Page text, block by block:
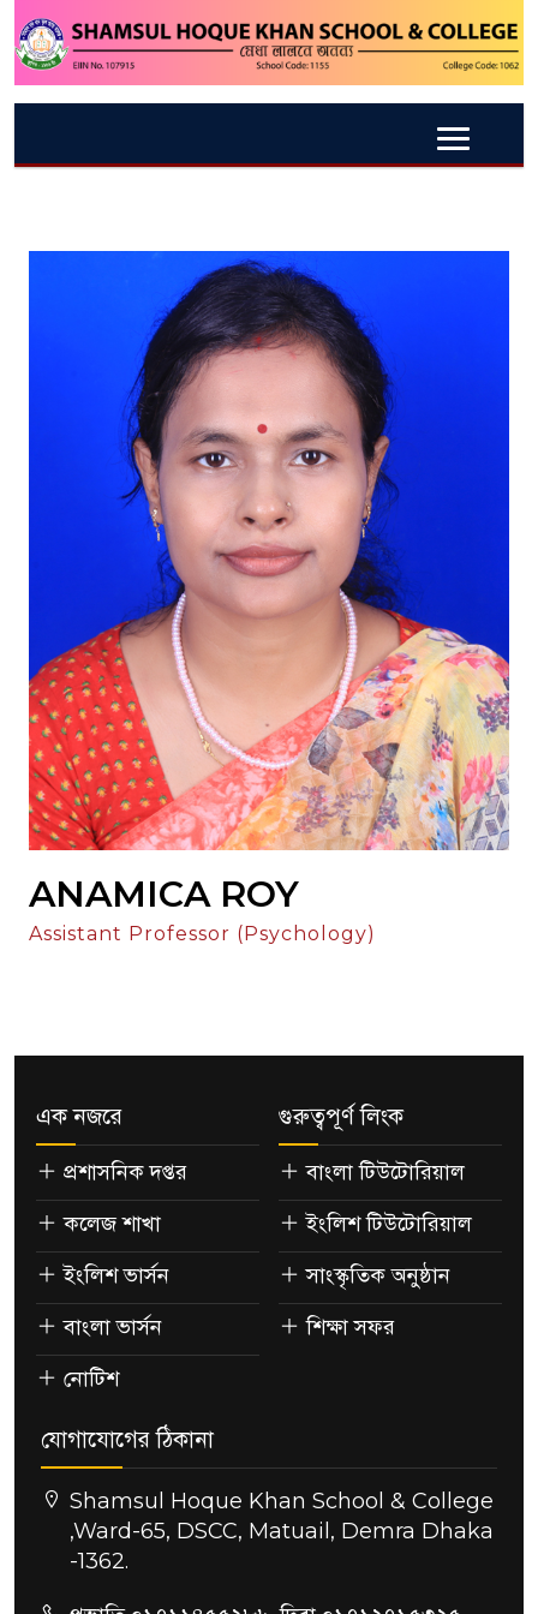
ANAMICA ROY
Assistant Professor (Psychology)
এক নজরে
প্রশাসনিক দপ্তর
কলেজ শাখা
ইংলিশ ভার্সন
বাংলা ভার্সন
নোটিশ
গুরুত্বপূর্ণ লিংক
বাংলা টিউটোরিয়াল
ইংলিশ টিউটোরিয়াল
সাংস্কৃতিক অনুষ্ঠান
শিক্ষা সফর
যোগাযোগের ঠিকানা
Shamsul Hoque Khan School & College
,Ward-65, DSCC, Matuail, Demra Dhaka
-1362.